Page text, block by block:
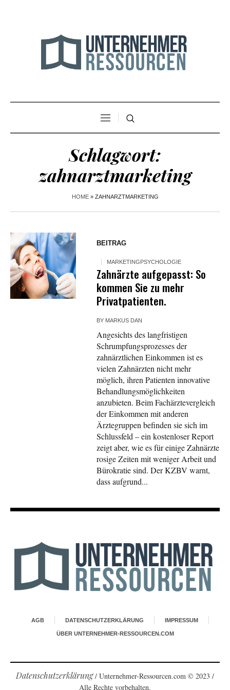
Schlagwort:
zahnarztmarketing
HOME» ZAHNARZTMARKETING
BEITRAG
MARKETINGPSYCHOLOGIE
Zahnärzte aufgepasst: So
kommen Sie zu mehr
Privatpatienten.
BY MARKUS DAN
Angesichts des langfristigen
Schrumpfungsprozesses der
zahnärztlichen Einkommen ist es
vielen Zahnärzten nicht mehr
möglich, ihren Patienten innovative
Behandlungsmöglichkeiten
anzubieten. Beim Fachärztevergleich
der Einkommen mit anderen
Ärztegruppen befinden sie sich im
Schlussfeld – ein kostenloser Report
zeigt aber, wie es für einige Zahnärzte
rosige Zeiten mit weniger Arbeit und
Bürokratie sind. Der KZBV warnt,
dass aufgrund...
AGB DATENSCHUTZERKLÄRUNG IMPRESSUM
ÜBER UNTERNEHMER-RESSOURCEN.COM
Datenschutzerklärung/ Unternehmer-Ressourcen.com © 2023 /
Alle Rechte vorbehalten.